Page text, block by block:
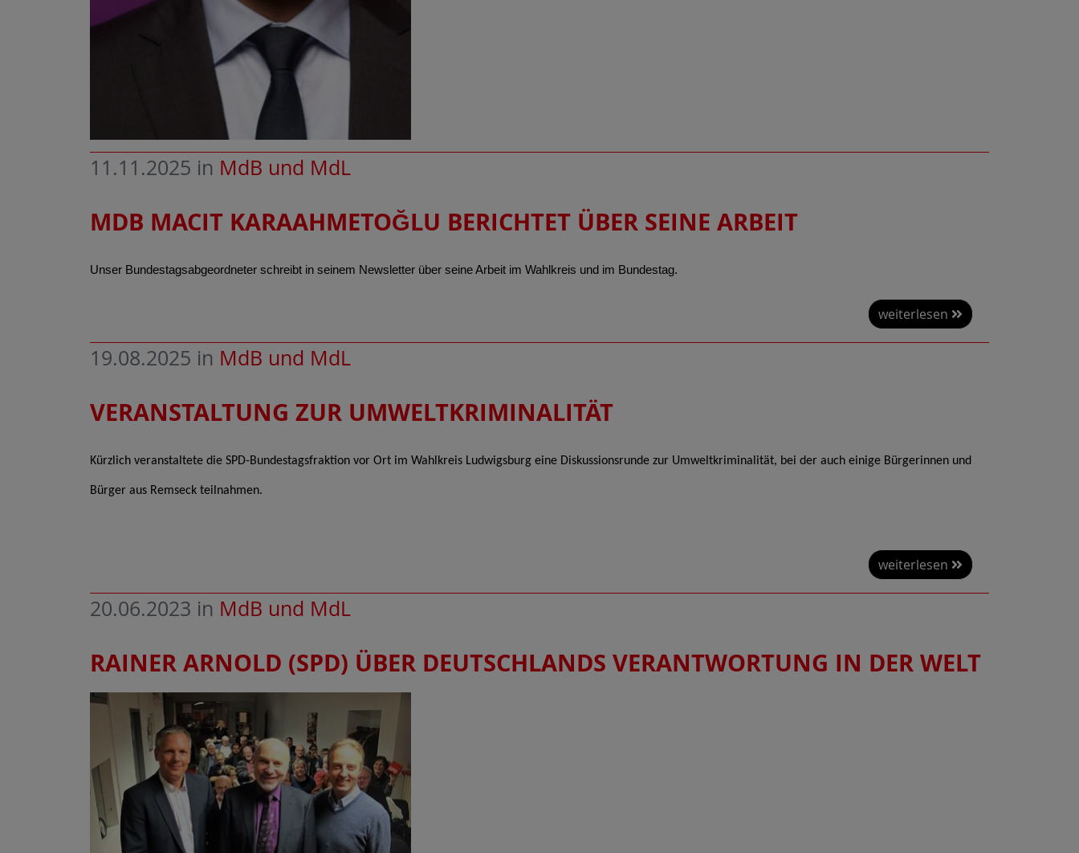
11.11.2025 in MdB und MdL
MDB MACIT KARAAHMETOĞLU BERICHTET ÜBER SEINE ARBEIT
Unser Bundestagsabgeordneter schreibt in seinem Newsletter über seine Arbeit im Wahlkreis und im Bundestag.
weiterlesen
19.08.2025 in MdB und MdL
VERANSTALTUNG ZUR UMWELTKRIMINALITÄT
Kürzlich veranstaltete die SPD-Bundestagsfraktion vor Ort im Wahlkreis Ludwigsburg eine Diskussionsrunde zur Umweltkriminalität, bei der auch einige Bürgerinnen und
Bürger aus Remseck teilnahmen.
weiterlesen
20.06.2023 in MdB und MdL
RAINER ARNOLD (SPD) ÜBER DEUTSCHLANDS VERANTWORTUNG IN DER WELT